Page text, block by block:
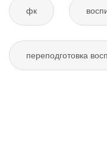
фк
переподготовка